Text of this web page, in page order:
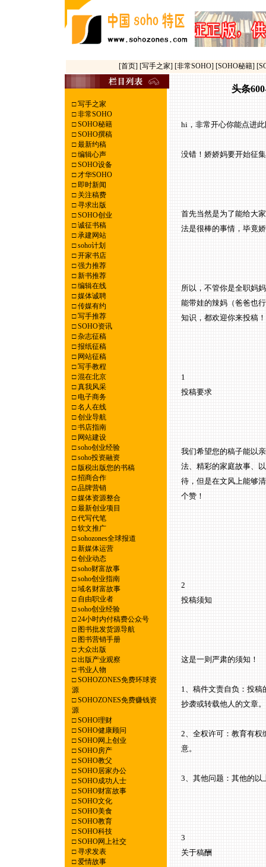
[首页] [写手之家] [非常SOHO] [SOHO秘籍]
□写手之家
□非常SOHO
□SOHO秘籍
□SOHO撰稿
□最新约稿
□编辑心声
□SOHO设备
□才华SOHO
□即时新闻
□关注稿费
□寻求出版
□SOHO创业
□诚征书稿
□承建网站
□soho计划
□开家书店
□强力推荐
□新书推荐
□编辑在线
□媒体诚聘
□传媒有约
□写手推荐
□SOHO资讯
□杂志征稿
□报纸征稿
□网站征稿
□写手教程
□混在北京
□真我风采
□电子商务
□名人在线
□创业导航
□书店指南
□网站建设
□soho创业经验
□soho投资融资
□版税出版您的书稿
□招商合作
□品牌营销
□媒体资源整合
□最新创业项目
□代写代笔
□软文推广
□sohozones全球报道
□新媒体运营
□创业动态
□soho财富故事
□soho创业指南
□域名财富故事
□自由职业者
□soho创业经验
□24小时内付稿费公众号
□图书批发货源导航
□图书营销手册
□大众出版
□出版产业观察
□书业人物
□SOHOZONES免费环球资
源
□SOHOZONES免费赚钱资
源
□SOHO理财
□SOHO健康顾问
□SOHO网上创业
□SOHO房产
□SOHO教父
□SOHO居家办公
□SOHO成功人士
□SOHO财富故事
□SOHO文化
□SOHO美食
□SOHO教育
□SOHO科技
□SOHO网上社交
□寻求发表
□爱情故事
头条
hi，非常开心你能点进此
没错！娇娇妈要开始征
首先当然是为了能给大
法是很棒的事情，毕竟
所以，不管你是全职妈
能带娃的辣妈（爸爸也
知识，都欢迎你来投稿
1
投稿要求
我们希望您的稿子能以
法、精彩的家庭故事、
待，但是在文风上能够
个赞！
2
投稿须知
这是一则严肃的须知！
1、稿件文责自负：投
抄袭或转载他人的文章
2、全权许可：教育有权
意。
3、其他问题：其他的以
3
关于稿酬